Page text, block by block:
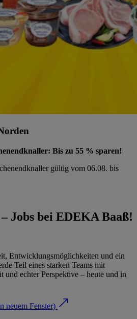
Bis zu 55 % sparen!
gültig vom 06.08. bis
Jobs bei EDEKA Baaß!
Entwicklungsmöglichkeiten und ein
Teil eines starken Teams mit
und echter Perspektive – heute und in
neuem Fenster)